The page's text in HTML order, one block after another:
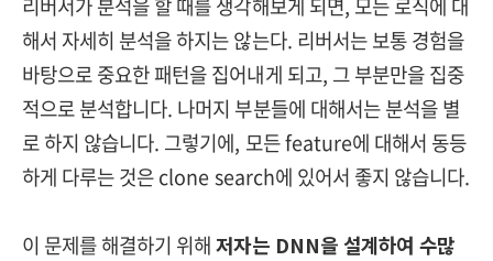
리버서가 분석을 할 때를 생각해보게 되면, 모든 로직에 대
해서 자세히 분석을 하지는 않는다. 리버서는 보통 경험을
바탕으로 중요한 패턴을 집어내게 되고, 그 부분만을 집중
적으로 분석합니다. 나머지 부분들에 대해서는 분석을 별
로 하지 않습니다. 그렇기에, 모든 feature에 대해서 동등
하게 다루는 것은 clone search에 있어서 좋지 않습니다.
이 문제를 해결하기 위해저자는 DNN을 설계하여 수많